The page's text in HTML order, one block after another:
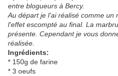
entre blogueurs à Bercy.
Au départ je l'ai réalisé comme un
l'effet escompté au final. La
présente. Cependant je vous
réalisée.
Ingrédients:
* 150g de farine
* 3 oeufs